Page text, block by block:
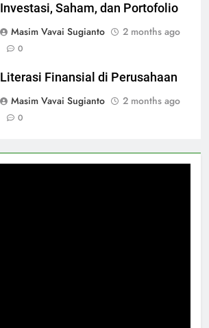
Investasi, Saham, dan Portofolio
Masim Vavai Sugianto
2 months ago
0
Literasi Finansial di Perusahaan
Masim Vavai Sugianto
2 months ago
0